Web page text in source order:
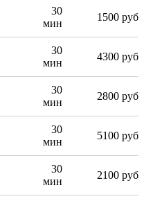
30
мин
1500 руб
30
мин
4300 руб
30
мин
2800 руб
30
мин
5100 руб
30
мин
2100 руб